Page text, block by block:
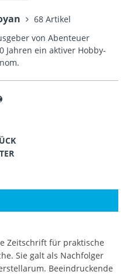
68 Artikel
von Abenteuer
Jahren ein aktiver Hobby-
Zeitschrift für praktische
Sie galt als Nachfolger
Beeindruckende